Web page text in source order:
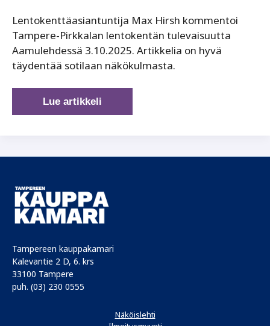
Lentokenttäasiantuntija Max Hirsh kommentoi
Tampere-Pirkkalan lentokentän tulevaisuutta
Aamulehdessä 3.10.2025. Artikkelia on hyvä
täydentää sotilaan näkökulmasta.
Tampere-
Pirkkala
siviililiikenteen
yhteinen
kenttä
Lue artikkeli
Tampereen kauppakamari
Kalevantie 2 D, 6. krs
33100 Tampere
puh. (03) 230 0555
Näköislehti